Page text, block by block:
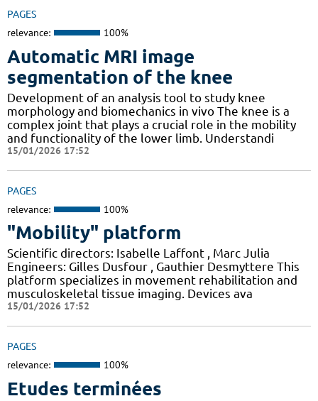
PAGES
relevance: 100%
Automatic MRI image
segmentation of the knee
Development of an analysis tool to study knee
morphology and biomechanics in vivo The knee is a
complex joint that plays a crucial role in the mobility
and functionality of the lower limb. Understandi
15/01/2026 17:52
PAGES
relevance: 100%
"Mobility" platform
Scientific directors: Isabelle Laffont , Marc Julia
Engineers: Gilles Dusfour , Gauthier Desmyttere This
platform specializes in movement rehabilitation and
musculoskeletal tissue imaging. Devices ava
15/01/2026 17:52
PAGES
relevance: 100%
Etudes terminées